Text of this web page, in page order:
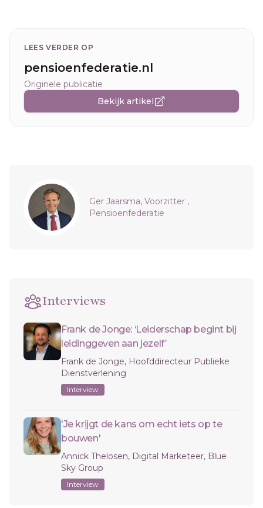
LEES VERDER OP
pensioenfederatie.nl
Originele publicatie
Bekijk artikel
Sidebar
Ger Jaarsma, Voorzitter ,
Pensioenfederatie
Interviews
Frank de Jonge: ‘Leiderschap begint bij
leidinggeven aan jezelf’
Frank de Jonge, Hoofddirecteur Publieke
Dienstverlening
Interview
'Je krijgt de kans om echt iets op te
bouwen'
Annick Thelosen, Digital Marketeer, Blue
Sky Group
Interview